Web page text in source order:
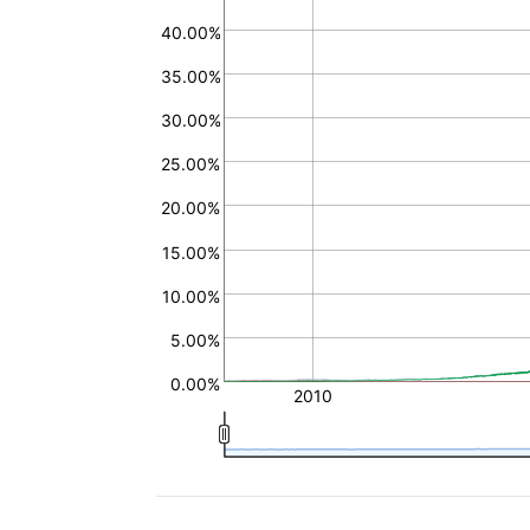
0.00%
5.00%
10.00%
15.00%
20.00%
25.00%
30.00%
35.00%
40.00%
2010